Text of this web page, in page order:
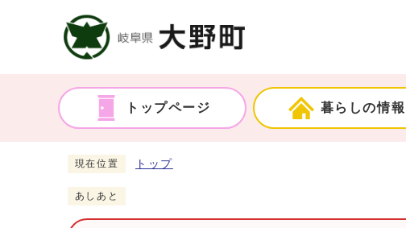
トップページ 暮らしの情報
現在位置 トップ
あしあと